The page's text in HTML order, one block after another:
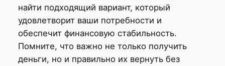
найти подходящий вариант, который
удовлетворит ваши потребности и
обеспечит финансовую стабильность.
Помните, что важно не только получить
деньги, но и правильно их вернуть без